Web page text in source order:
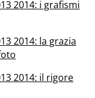
2014: i grafismi
2014: la grazia
2014: il rigore